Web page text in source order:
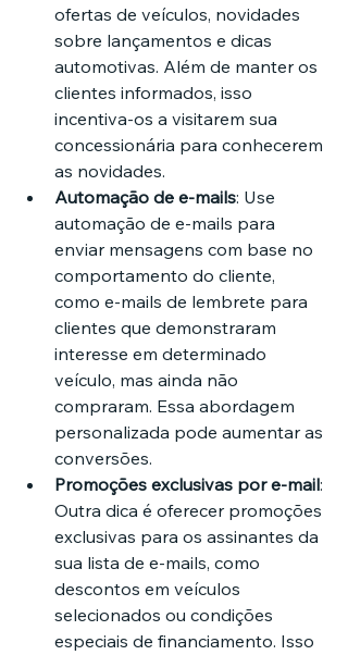
ofertas de veículos, novidades
sobre lançamentos e dicas
automotivas. Além de manter os
clientes informados, isso
incentiva-os a visitarem sua
concessionária para conhecerem
as novidades.
Automação de e-mails: Use
automação de e-mails para
enviar mensagens com base no
comportamento do cliente,
como e-mails de lembrete para
clientes que demonstraram
interesse em determinado
veículo, mas ainda não
compraram. Essa abordagem
personalizada pode aumentar as
conversões.
Promoções exclusivas por e-mail:
Outra dica é oferecer promoções
exclusivas para os assinantes da
sua lista de e-mails, como
descontos em veículos
selecionados ou condições
especiais de financiamento. Isso